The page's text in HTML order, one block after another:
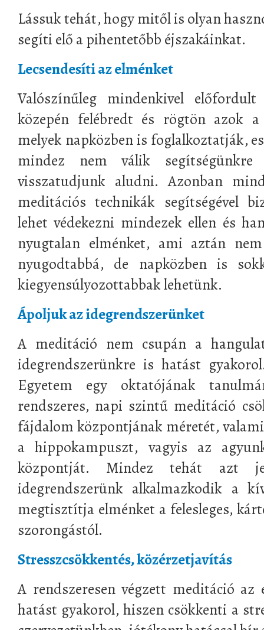
Lássuk tehát, hogy mitől is olyan
segíti elő a pihentetőbb éjszakáinkat.
Lecsendesíti az elménket
Valószínűleg mindenkivel
közepén felébredt és rögtön azok
melyek napközben is foglalkoztatják,
mindez nem válik
visszatudjunk aludni. Azonban
meditációs technikák segítségével
lehet védekezni mindezek ellen és
nyugtalan elménket, ami aztán
nyugodtabbá, de napközben is
kiegyensúlyozottabbak lehetünk.
Ápoljuk az idegrendszerünket
A meditáció nem csupán a
idegrendszerünkre is hatást
Egyetem egy oktatójának
rendszeres, napi szintű meditáció
fájdalom központjának méretét,
a hippokampuszt, vagyis az
központját. Mindez tehát azt
idegrendszerünk alkalmazkodik a
megtisztítja elménket a felesleges,
szorongástól.
Stresszcsökkentés, közérzetjavítás
A rendszeresen végzett meditáció
hatást gyakorol, hiszen csökkenti a